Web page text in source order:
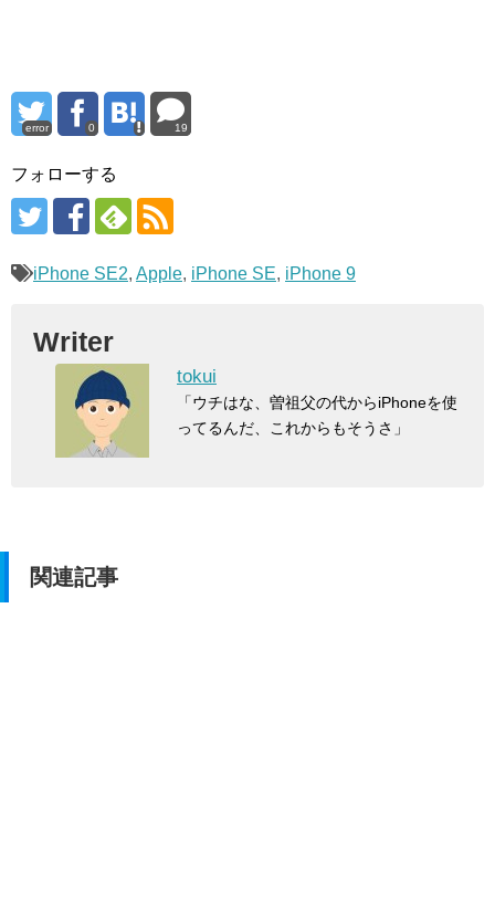
error 0 19
フォローする
iPhone SE2, Apple, iPhone SE, iPhone 9
Writer
tokui
「ウチはな、曽祖父の代からiPhoneを使
ってるんだ、これからもそうさ」
関連記事